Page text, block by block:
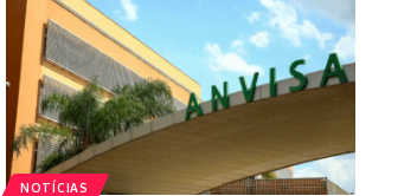
NOTÍCIAS